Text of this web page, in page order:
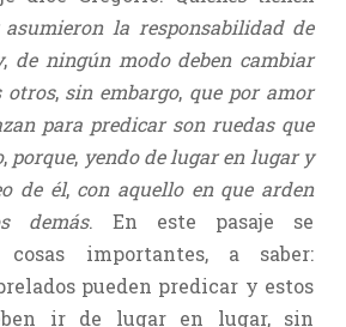
la responsabilidad de
, de ningún modo deben cambiar
otros,sin embargo, que por amor
para predicar son ruedas que
,porque, yendo de lugar en lugar y
de él,con aquello en que arden
demás. En este pasaje se
importantes, a saber:
pueden predicar y estos
ir de lugar en lugar, sin